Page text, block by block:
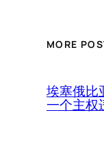
MORE
埃塞俄比
一个主权